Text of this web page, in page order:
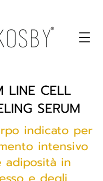
LINE CELL
SERUM
indicato per
intensivo
adiposità in